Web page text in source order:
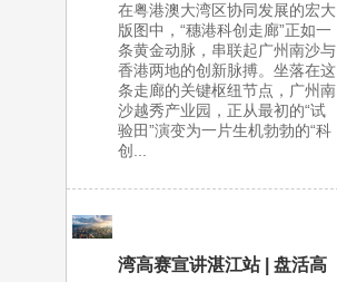
在粤港澳大湾区协同发展的宏大
版图中，“穗港科创走廊”正如一
条黄金动脉，串联起广州南沙与
香港两地的创新脉搏。坐落在这
条走廊的关键枢纽节点，广州南
沙越秀产业园，正从最初的“试
验田”演变为一片生机勃勃的“科
创...
湾高赛宣讲湛江站 | 盘活高